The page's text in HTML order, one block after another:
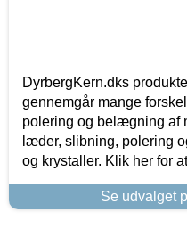
DyrbergKern.dks
gennemgår mange
polering og belægning af
læder, slibning, polering
og krystaller. Klik her for
Se udvalget